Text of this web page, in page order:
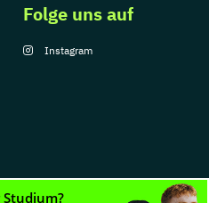
Folge uns auf
Instagram